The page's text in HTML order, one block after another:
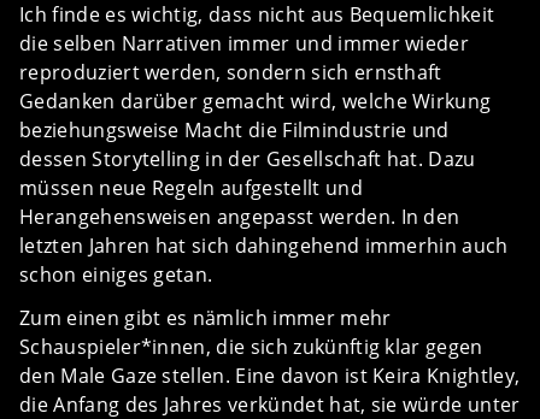
Ich finde es wichtig, dass nicht aus Bequemlichkeit
die selben Narrativen immer und immer wieder
reproduziert werden, sondern sich ernsthaft
Gedanken darüber gemacht wird, welche Wirkung
beziehungsweise Macht die Filmindustrie und
dessen Storytelling in der Gesellschaft hat. Dazu
müssen neue Regeln aufgestellt und
Herangehensweisen angepasst werden. In den
letzten Jahren hat sich dahingehend immerhin auch
schon einiges getan.
Zum einen gibt es nämlich immer mehr
Schauspieler*innen, die sich zukünftig klar gegen
den Male Gaze stellen. Eine davon ist Keira Knightley,
die Anfang des Jahres verkündet hat, sie würde unter